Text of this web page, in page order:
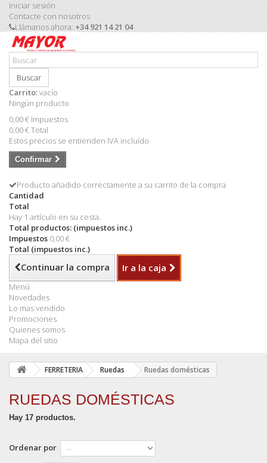
Iniciar sesión
Contacte con nosotros
Llámanos ahora:+34 921 14 21 04
Buscar
Carrito:vacío
Ningún producto
0,00 € Impuestos
0,00 €Total
Estos precios se entienden IVA incluído
Confirmar
Producto añadido correctamente a su carrito de la compra
Cantidad
Total
Hay 1 artículo en su cesta.
Total productos: (impuestos inc.)
Impuestos 0,00 €
Total (impuestos inc.)
Continuar la compra Ir a la caja
Menú
Novedades
Lo mas vendido
Promociones
Quienes somos
Mapa del sitio
FERRETERIA Ruedas Ruedas domésticas
RUEDAS DOMÉSTICAS
Hay 17 productos.
Ordenar por